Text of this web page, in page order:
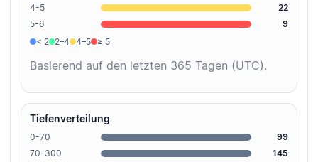
4-5
22
5-6
9
< 2
2–4 4–5 ≥ 5
Basierend auf den letzten 365 Tagen (UTC).
Tiefenverteilung
0-70
99
70-300
145